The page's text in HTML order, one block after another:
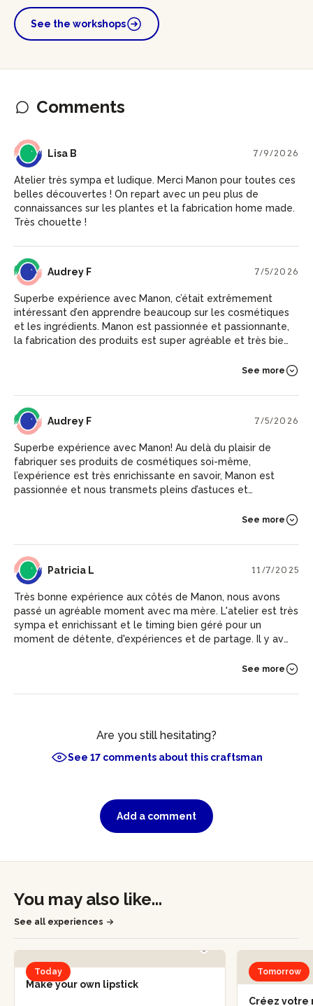
See the workshops
Comments
LB Lisa B 7/9/2026
Atelier très sympa et ludique. Merci Manon pour toutes ces
belles découvertes ! On repart avec un peu plus de
connaissances sur les plantes et la fabrication home made.
Très chouette !
AF Audrey F 7/5/2026
Superbe expérience avec Manon, c’était extrêmement
intéressant d’en apprendre beaucoup sur les cosmétiques
et les ingrédients. Manon est passionnée et passionnante,
la fabrication des produits est super agréable et très bien
See more
AF Audrey F 7/5/2026
Superbe expérience avec Manon! Au delà du plaisir de
fabriquer ses produits de cosmétiques soi-même,
l’expérience est très enrichissante en savoir, Manon est
passionnée et nous transmets pleins d’astuces et
passé un super après-midi, je recommande à 100% cet
See more
PL Patricia L 11/7/2025
Très bonne expérience aux côtés de Manon, nous avons
passé un agréable moment avec ma mère. L'atelier est très
sympa et enrichissant et le timing bien géré pour un
moment de détente, d'expériences et de partage. Il y avait
See more
Are you still hesitating?
See 17 comments about this craftsman
Add a comment
You may also like...
See all experiences
Today
Make your own lipstick
Tomorrow
Créez votre